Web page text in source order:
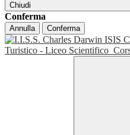
Chiudi
Conferma
Annulla Conferma
ISIS
Turistico - Liceo Scientifico